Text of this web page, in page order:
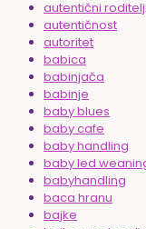
autentični roditelji
autentičnost
autoritet
babica
babinjača
babinje
baby blues
baby cafe
baby handling
baby led
babyhandling
baca hranu
bajke